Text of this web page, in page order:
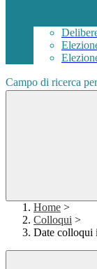
Campo di ricerca
Home >
Colloqui >
Date colloqui